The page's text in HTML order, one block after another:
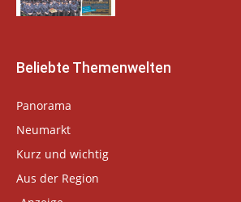
Beliebte Themenwelten
Panorama
Neumarkt
Kurz und wichtig
Aus der Region